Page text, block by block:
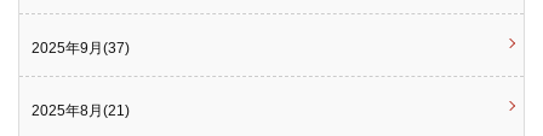
2025年9月(37)
2025年8月(21)